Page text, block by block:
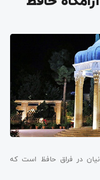
در فراق حافظ است که